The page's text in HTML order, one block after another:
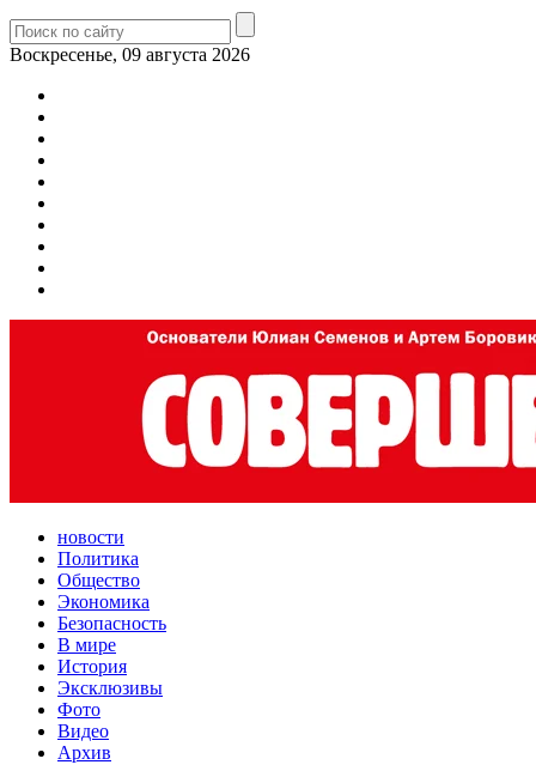
Воскресенье, 09 августа 2026
новости
Политика
Общество
Экономика
Безопасность
В мире
История
Эксклюзивы
Фото
Видео
Архив